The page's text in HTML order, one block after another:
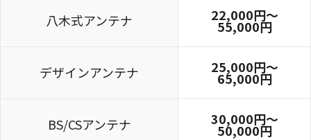
八木式アンテナ 22,000円〜
55,000円
デザインアンテナ 25,000円〜
65,000円
BS/CSアンテナ 30,000円～
50,000円